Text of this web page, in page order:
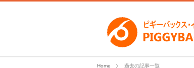
Home 過去の記事一覧